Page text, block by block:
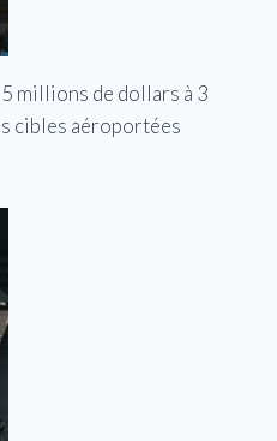
millions de dollars à 3
cibles aéroportées